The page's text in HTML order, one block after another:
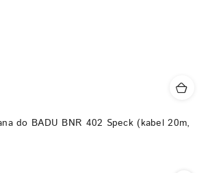
do BADU BNR 402 Speck (kabel 20m,